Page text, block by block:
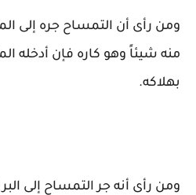
ومن رأى أن التمساح جره إلى
منه شيئاً وهو كاره فإن أدخله
بهلاكه.
ومن رأى أنه جر التمساح إلى